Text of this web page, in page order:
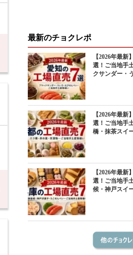
最新のチョクレポ
【2026年最新
選！ご当地手
クサンダー・
【2026年最新
選！ご当地手
橋・抹茶スイー
【2026年最新
選！ご当地手
候・神戸スイー